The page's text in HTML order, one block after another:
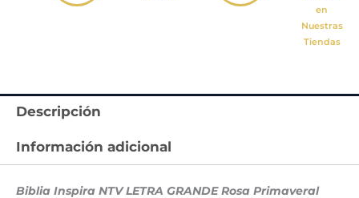
en
Nuestras
Tiendas
Descripción
Información adicional
Biblia Inspira NTV LETRA GRANDE Rosa Primaveral